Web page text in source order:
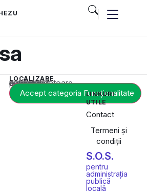
LOCALIZARE
Acest conținut este blocat până când acceptați categoria corespunzătoare de cookie-uri.
Accept categoria Funcționalitate
LINKURI
UTILE
Contact
Termeni și
condiții
S.O.S.
pentru
administrația
publică
locală